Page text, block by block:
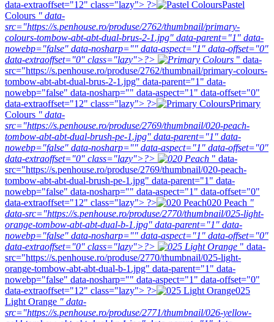
data-extraoffset="12" class="lazy"> ?>
Pastel
Colours " data-
src="https://s.penhouse.ro/produse/2762/thumbnail/primary-
colours-tombow-abt-abt-dual-brus-2-1.jpg" data-parent="1" data-
nowebp="false" data-nosharp="" data-aspect="1" data-offset="0"
data-extraoffset="0" class="lazy">?>
" data-
src="https://s.penhouse.ro/produse/2762/thumbnail/primary-colours-
tombow-abt-abt-dual-brus-2-1.jpg" data-parent="1" data-
nowebp="false" data-nosharp="" data-aspect="1" data-offset="0"
data-extraoffset="12" class="lazy"> ?>
Primary
Colours " data-
src="https://s.penhouse.ro/produse/2769/thumbnail/020-peach-
tombow-abt-abt-dual-brush-pe-1.jpg" data-parent="1" data-
nowebp="false" data-nosharp="" data-aspect="1" data-offset="0"
data-extraoffset="0" class="lazy">?>
" data-
src="https://s.penhouse.ro/produse/2769/thumbnail/020-peach-
tombow-abt-abt-dual-brush-pe-1.jpg" data-parent="1" data-
nowebp="false" data-nosharp="" data-aspect="1" data-offset="0"
data-extraoffset="12" class="lazy"> ?>
020 Peach "
data-src="https://s.penhouse.ro/produse/2770/thumbnail/025-light-
orange-tombow-abt-abt-dual-b-1.jpg" data-parent="1" data-
nowebp="false" data-nosharp="" data-aspect="1" data-offset="0"
data-extraoffset="0" class="lazy">?>
" data-
src="https://s.penhouse.ro/produse/2770/thumbnail/025-light-
orange-tombow-abt-abt-dual-b-1.jpg" data-parent="1" data-
nowebp="false" data-nosharp="" data-aspect="1" data-offset="0"
data-extraoffset="12" class="lazy"> ?>
025
Light Orange " data-
src="https://s.penhouse.ro/produse/2771/thumbnail/026-yellow-